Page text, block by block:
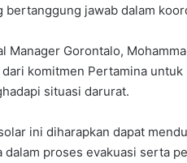
bertanggung jawab dalam
Manager Gorontalo,
komitmen Pertamina
situasi darurat.
ini diharapkan dapat
proses evakuasi serta